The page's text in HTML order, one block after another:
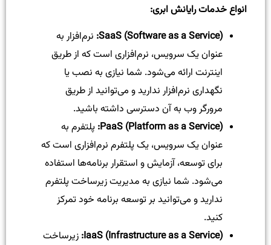
انواع خدمات رایانش ابری:
SaaS (Software as a Service): نرم‌افزار به
عنوان یک سرویس، نرم‌افزاری است که از طریق
اینترنت ارائه می‌شود. شما نیازی به نصب یا
نگهداری نرم‌افزار ندارید و می‌توانید از طریق
مرورگر وب به آن دسترسی داشته باشید.
PaaS (Platform as a Service): پلتفرم به
عنوان یک سرویس، یک پلتفرم نرم‌افزاری است که
برای توسعه، آزمایش و استقرار برنامه‌ها استفاده
می‌شود. شما نیازی به مدیریت زیرساخت پلتفرم
ندارید و می‌توانید بر توسعه برنامه خود تمرکز
کنید.
IaaS (Infrastructure as a Service): زیرساخت